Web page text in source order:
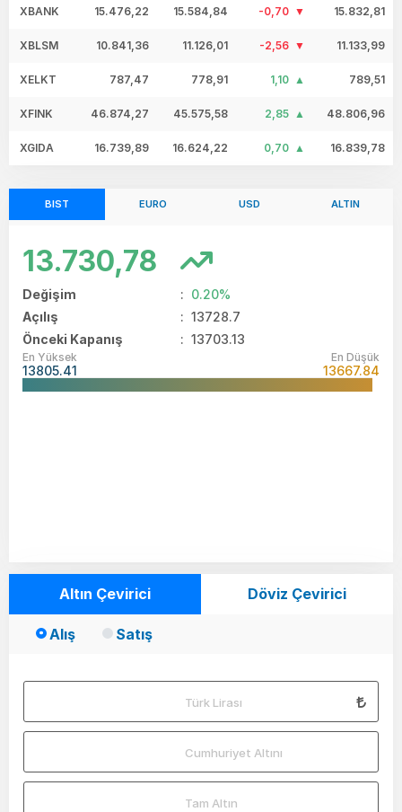
XBANK 15.476,22 15.584,84 -0,70 15.832,81
XBLSM 10.841,36 11.126,01 -2,56 11.133,99
XELKT 787,47 778,91 1,10 789,51
XFINK 46.874,27 45.575,58 2,85 48.806,96
XGIDA 16.739,89 16.624,22 0,70 16.839,78
BIST EURO USD ALTIN
13.730,78
Değişim : 0.20%
Açılış
: 13728.7
Önceki Kapanış
: 13703.13
En Yüksek
13805.41
En Düşük
13667.84
Altın Çevirici Döviz Çevirici
Alış Satış
Türk Lirası
Cumhuriyet Altını
Tam Altın